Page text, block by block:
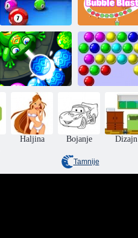
Ekstremni biljar
Zuma: Bubble
Blast
Zumba Quest Mjehurići
Haljina Bojanje Dizajn
Tamnije